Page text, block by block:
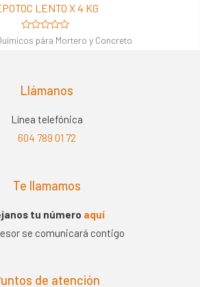
LENTO X 4 KG
Valorado
en
pára Mortero y Concreto
Llámanos
Línea telefónica
604 789 01 72
Te llamamos
tu número aquí
se comunicará contigo
de atención